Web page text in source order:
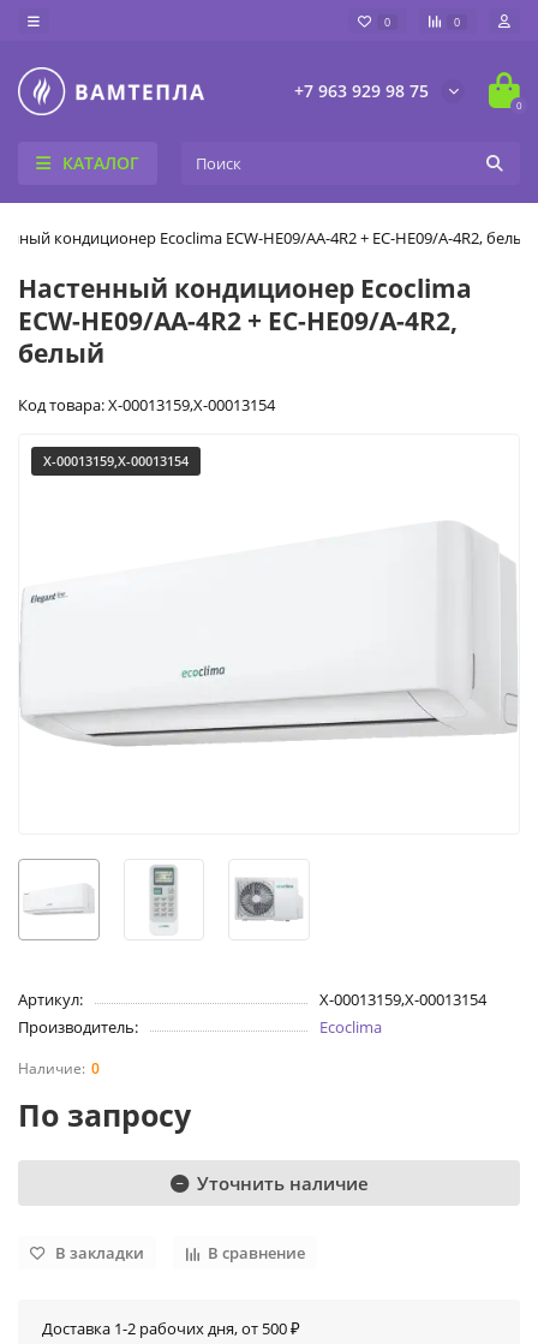
0 0
+7 963 929 98 75
0
КАТАЛОГ
кондиционер Ecoclima ECW-HE09/AA-4R2 + EC-HE09/A-4R2, белый
Настенный кондиционер Ecoclima
ECW-HE09/AA-4R2 + EC-HE09/A-4R2,
белый
Код товара: X-00013159,X-00013154
X-00013159,X-00013154
Артикул:
X-00013159,X-00013154
Производитель:
Ecoclima
0
По запросу
Уточнить наличие
В закладки В сравнение
Доставка 1-2 рабочих дня, от 500 ₽